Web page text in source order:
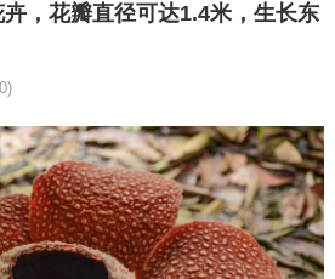
，花瓣直径可达1.4米，生长东